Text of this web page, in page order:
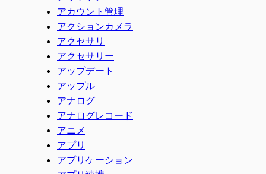
アカウント管理
アクションカメラ
アクセサリ
アクセサリー
アップデート
アップル
アナログ
アナログレコード
アニメ
アプリ
アプリケーション